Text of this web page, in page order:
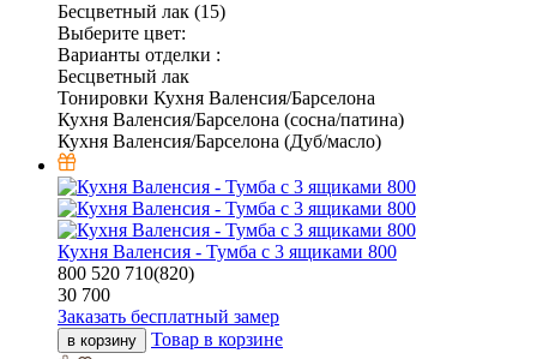
Бесцветный лак (15)
Выберите цвет:
Варианты отделки :
Бесцветный лак
Тонировки Кухня Валенсия/Барселона
Кухня Валенсия/Барселона (сосна/патина)
Кухня Валенсия/Барселона (Дуб/масло)
Кухня Валенсия - Тумба с 3 ящиками 800
800 520 710(820)
30 700
Заказать бесплатный замер
в корзину Товар в корзине